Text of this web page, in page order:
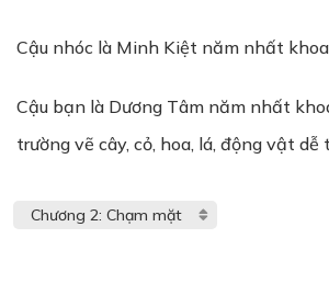
Cậu nhóc là Minh Kiệt năm nhất
Cậu bạn là Dương Tâm năm nhất
trường vẽ cây, cỏ, hoa, lá, động vật dễ